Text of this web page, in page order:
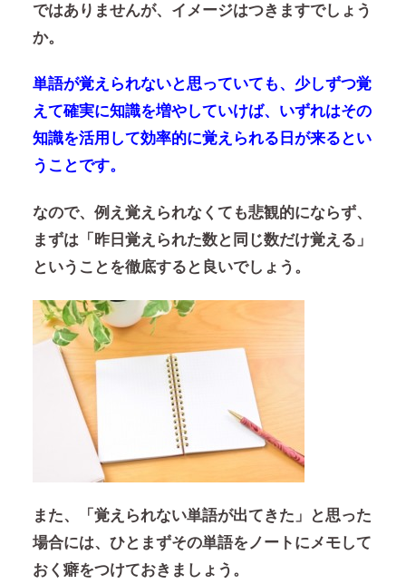
ではありませんが、イメージはつきますでしょう
か。
単語が覚えられないと思っていても、少しずつ覚
えて確実に知識を増やしていけば、いずれはその
知識を活用して効率的に覚えられる日が来るとい
うことです。
なので、例え覚えられなくても悲観的にならず、
まずは「昨日覚えられた数と同じ数だけ覚える」
ということを徹底すると良いでしょう。
また、「覚えられない単語が出てきた」と思った
場合には、ひとまずその単語をノートにメモして
おく癖をつけておきましょう。